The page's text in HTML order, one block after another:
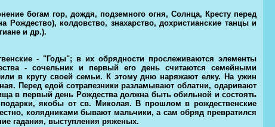
богам гор, дождя, подземного огня, Солнца, Кресту перед
колдовство, знахарство, дохристианские танцы и
и др.).
- "Годы"; в их обрядности прослеживаются элементы
- сочельник и первый его день считаются семейными
в кругу своей семьи. К этому дню наряжают елку. На ужин
Перед едой сотрапезники разламывают облатни, одаривают
в первый день Рождества должна быть обильной и состоять
якобы от св. Миколая. В прошлом в рождественские
колядниками бывают мальчики, а сам обряд превратился
гадания, выступления ряженых.